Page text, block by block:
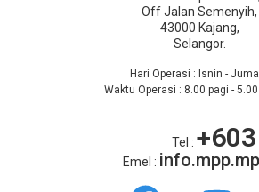
Off Jalan Semenyih,
43000 Kajang,
Selangor.
Hari Operasi : Isnin -
Waktu Operasi : 8.00 pagi -
Tel :
Emel :